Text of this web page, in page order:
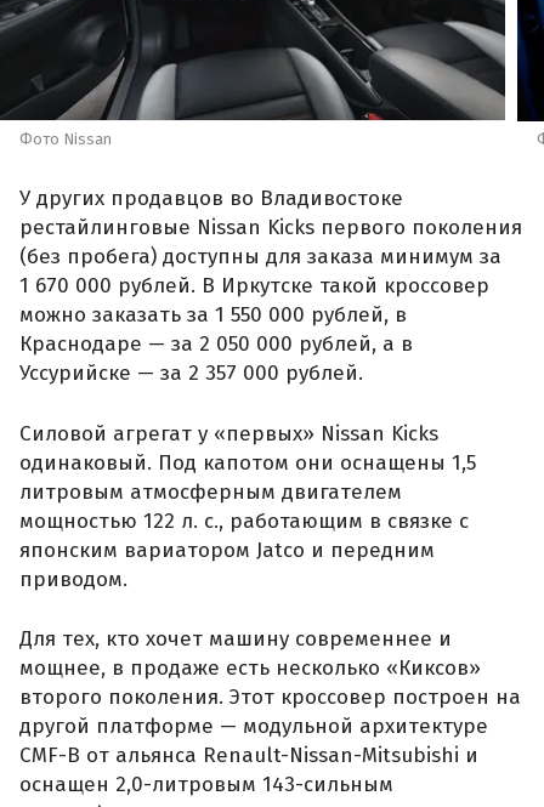
Фото Nissan
У других продавцов во Владивостоке
рестайлинговые Nissan Kicks первого поколения
(без пробега) доступны для заказа минимум за
1 670 000 рублей. В Иркутске такой кроссовер
можно заказать за 1 550 000 рублей, в
Краснодаре — за 2 050 000 рублей, а в
Уссурийске — за 2 357 000 рублей.
Силовой агрегат у «первых» Nissan Kicks
одинаковый. Под капотом они оснащены 1,5
литровым атмосферным двигателем
мощностью 122 л. с., работающим в связке с
японским вариатором Jatco и передним
приводом.
Для тех, кто хочет машину современнее и
мощнее, в продаже есть несколько «Киксов»
второго поколения. Этот кроссовер построен на
другой платформе — модульной архитектуре
CMF-B от альянса Renault-Nissan-Mitsubishi и
оснащен 2,0-литровым 143-сильным